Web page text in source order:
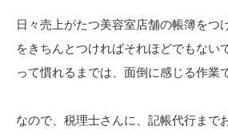
日々売上がたつ美容室店舗の帳簿をつ
をきちんとつければそれほどでもない
って慣れるまでは、面倒に感じる作業
なので、税理士さんに、記帳代行まで